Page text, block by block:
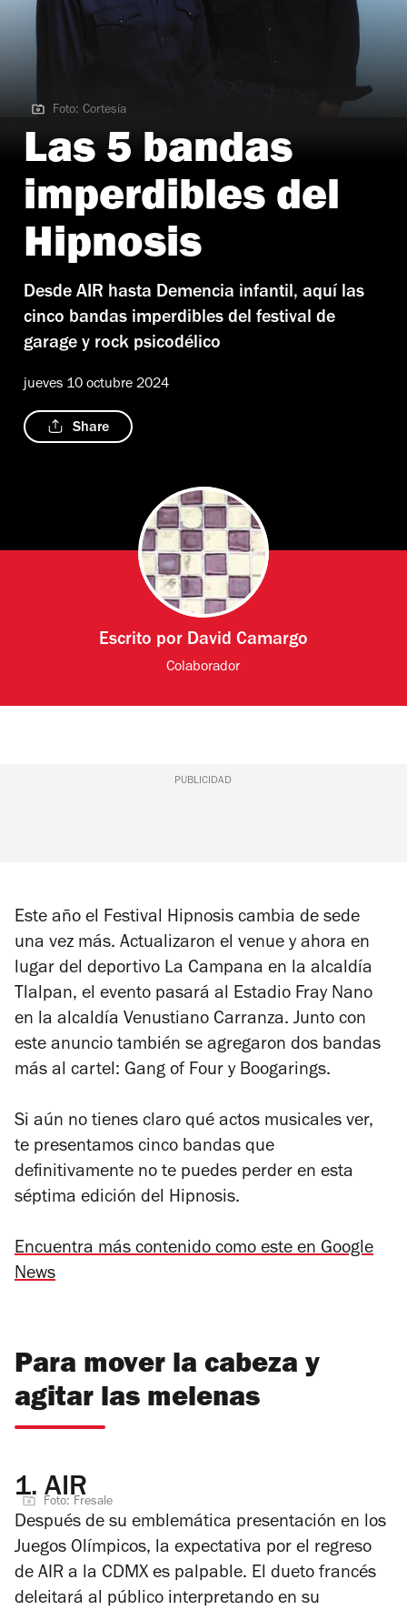
Foto: Cortesía
Foto: Cortesía
Las 5 bandas
imperdibles del
Hipnosis
Desde AIR hasta Demencia infantil, aquí las
cinco bandas imperdibles del festival de
garage y rock psicodélico
jueves 10 octubre 2024
Share
Escrito por David Camargo
Colaborador
PUBLICIDAD
Este año el Festival Hipnosis cambia de sede
una vez más. Actualizaron el venue y ahora en
lugar del deportivo La Campana en la alcaldía
Tlalpan, el evento pasará al Estadio Fray Nano
en la alcaldía Venustiano Carranza. Junto con
este anuncio también se agregaron dos bandas
más al cartel: Gang of Four y Boogarings.
Si aún no tienes claro qué actos musicales ver,
te presentamos cinco bandas que
definitivamente no te puedes perder en esta
séptima edición del Hipnosis.
Encuentra más contenido como este en Google
News
Para mover la cabeza y
agitar las melenas
1. AIR
Foto: Fresale
Después de su emblemática presentación en los
Juegos Olímpicos, la expectativa por el regreso
de AIR a la CDMX es palpable. El dueto francés
deleitará al público interpretando en su